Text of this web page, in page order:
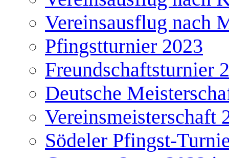
Vereinsausflug nach
Pfingstturnier 2023
Freundschaftsturnier
Deutsche
Vereinsmeisterschaft
Södeler Pfingst-